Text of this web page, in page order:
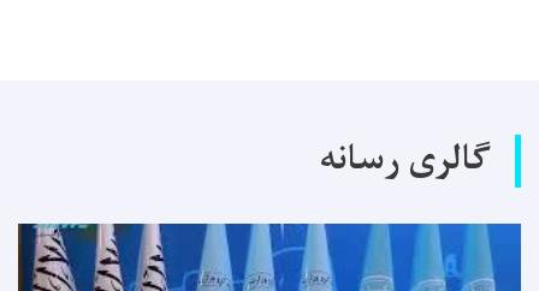
گالری رسانه